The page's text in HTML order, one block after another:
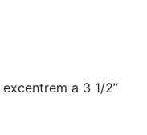
a 3 1/2”